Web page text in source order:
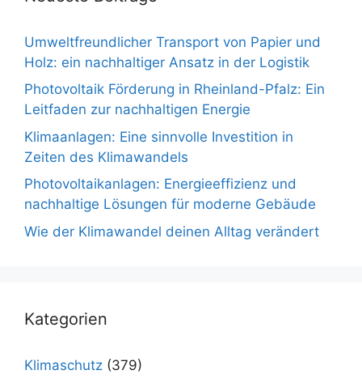
Umweltfreundlicher Transport von Papier und
Holz: ein nachhaltiger Ansatz in der Logistik
Photovoltaik Förderung in Rheinland-Pfalz: Ein
Leitfaden zur nachhaltigen Energie
Klimaanlagen: Eine sinnvolle Investition in
Zeiten des Klimawandels
Photovoltaikanlagen: Energieeffizienz und
nachhaltige Lösungen für moderne Gebäude
Wie der Klimawandel deinen Alltag verändert
Kategorien
Klimaschutz (379)